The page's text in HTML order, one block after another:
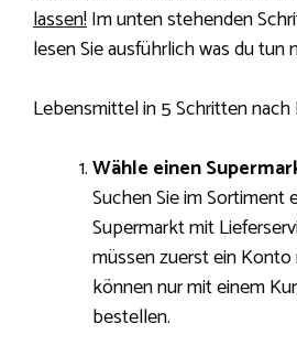
lassen!Im unten stehenden
lesen Sie ausführlich was du tun
Lebensmittel in 5 Schritten nach
Wähle einen
Suchen Sie im Sortiment
Supermarkt mit
müssen zuerst ein Konto
können nur mit einem
bestellen.